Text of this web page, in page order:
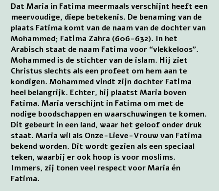
Dat Maria in Fatima meermaals verschijnt heeft een
meervoudige, diepe betekenis. De benaming van de
plaats Fatima komt van de naam van de dochter van
Mohammed; Fatima Zahra (606-632). In het
Arabisch staat de naam Fatima voor “vlekkeloos”.
Mohammed is de stichter van de islam. Hij ziet
Christus slechts als een profeet om hem aan te
kondigen. Mohammed vindt zijn dochter Fatima
heel belangrijk. Echter, hij plaatst Maria boven
Fatima. Maria verschijnt in Fatima om met de
nodige boodschappen en waarschuwingen te komen.
Dit gebeurt in een land, waar het geloof onder druk
staat. Maria wil als Onze-Lieve-Vrouw van Fatima
bekend worden. Dit wordt gezien als een speciaal
teken, waarbij er ook hoop is voor moslims.
Immers, zij tonen veel respect voor Maria én
Fatima.